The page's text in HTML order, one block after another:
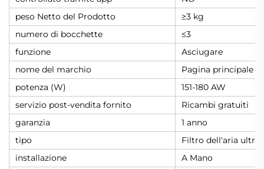
peso Netto del Prodotto
≥3 kg
numero di bocchette
≤3
funzione
Asciugare
nome del marchio
Pagina principale
potenza (W)
151-180 AW
servizio post-vendita fornito
Ricambi gratuiti
garanzia
1 anno
tipo
Filtro dell'aria
installazione
A Mano